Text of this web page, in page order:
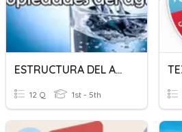
ESTRUCTURA DEL AGUA 2
12 Q 1st - 5th